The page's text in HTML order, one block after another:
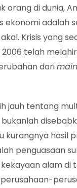
orang di dunia,
ekonomi adalah
Krisis yang
2006 telah
dari
jauh tentang
kurangnya hasil
penguasaan
alam di